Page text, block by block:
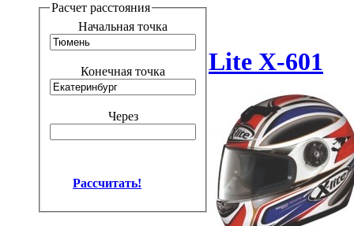
Расчет расстояния
Начальная точка
Конечная точка
Через
Рассчитать!
Lite X-601